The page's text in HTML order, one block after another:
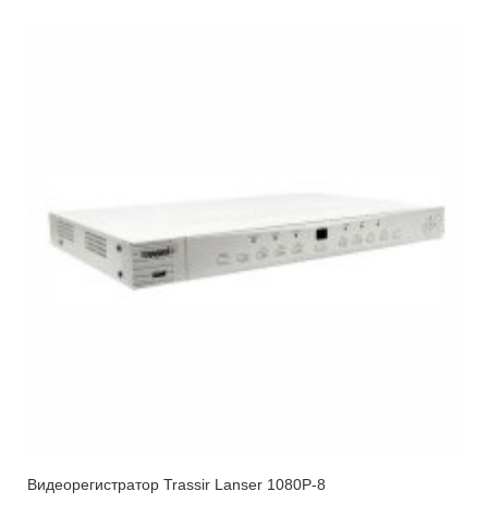
Видеорегистратор Trassir Lanser 1080P-8